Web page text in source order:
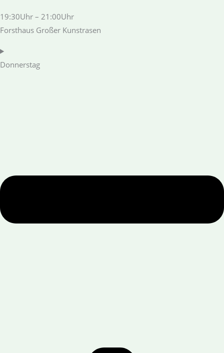
19:30Uhr – 21:00Uhr
Forsthaus Großer Kunstrasen
Donnerstag